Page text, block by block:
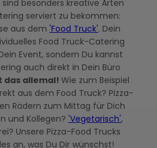
besonders kreative Arten
serviert zu bekommen:
aus dem 'Food Truck'. Dein
Food Truck-Catering
Event, sondern Du kannst
auch direkt in Dein Büro
das allemal! Wie zum Beispiel
aus dem Food Truck? Pizza-
Rädern zum Mittag für Dich
und Kollegen? 'Vegetarisch',
Unsere Pizza-Food Trucks
an, was Du Dir wünschst!